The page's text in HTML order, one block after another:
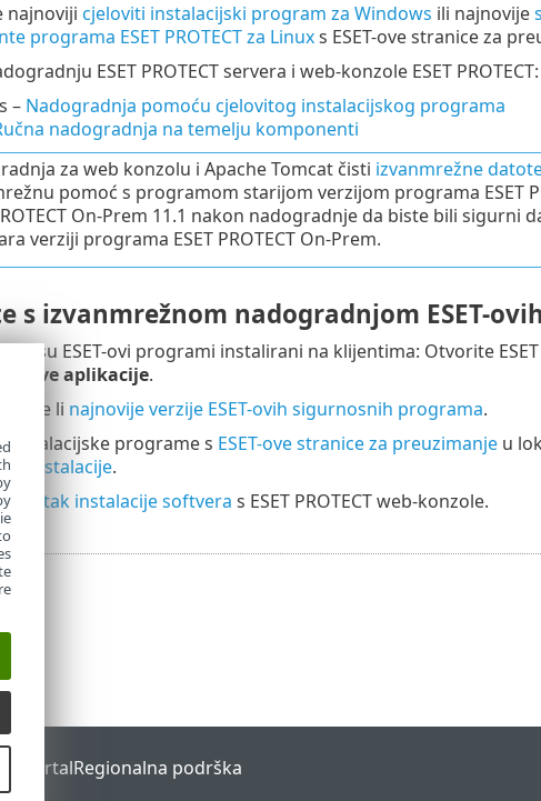
najnoviji cjeloviti instalacijski program za Windows ili najnovije
programa ESET PROTECT za Linuxs ESET-ove stranice za
ESET PROTECT servera i web-konzole ESET PROTECT:
– Nadogradnja pomoću cjelovitog instalacijskog programa
nadogradnja na temelju komponenti
za web konzolu i Apache Tomcat čisti izvanmrežne
pomoć s programom starijom verzijom programa ESET
On-Prem 11.1 nakon nadogradnje da biste bili
verziji programa ESET PROTECT On-Prem.
s izvanmrežnom nadogradnjom ESET-
su ESET-ovi programi instalirani na klijentima: Otvorite
ove aplikacije.
imate li najnovije verzije ESET-ovih sigurnosnih programa.
instalacijske programe s ESET-ove stranice za preuzimanjeu
instalacije.
zadatak instalacije softvera s ESET PROTECT web-konzole.
PortalRegionalna podrška